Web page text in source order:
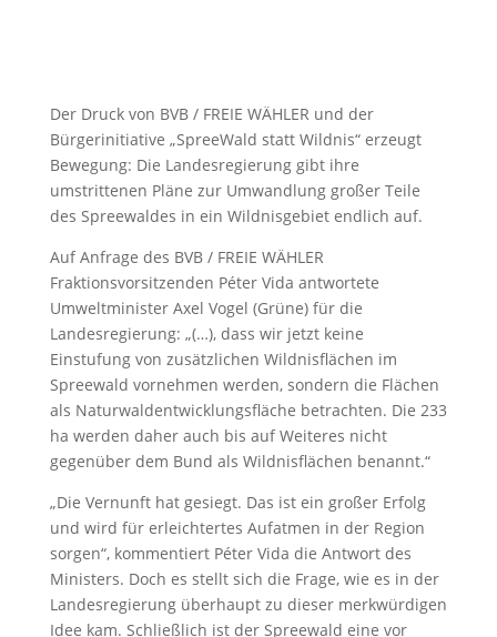
Der Druck von BVB / FREIE WÄHLER und der
Bürgerinitiative „SpreeWald statt Wildnis“ erzeugt
Bewegung: Die Landesregierung gibt ihre
umstrittenen Pläne zur Umwandlung großer Teile
des Spreewaldes in ein Wildnisgebiet endlich auf.
Auf Anfrage des BVB / FREIE WÄHLER
Fraktionsvorsitzenden Péter Vida antwortete
Umweltminister Axel Vogel (Grüne) für die
Landesregierung: „(…), dass wir jetzt keine
Einstufung von zusätzlichen Wildnisflächen im
Spreewald vornehmen werden, sondern die Flächen
als Naturwaldentwicklungsfläche betrachten. Die 233
ha werden daher auch bis auf Weiteres nicht
gegenüber dem Bund als Wildnisflächen benannt.“
„Die Vernunft hat gesiegt. Das ist ein großer Erfolg
und wird für erleichtertes Aufatmen in der Region
sorgen“, kommentiert Péter Vida die Antwort des
Ministers. Doch es stellt sich die Frage, wie es in der
Landesregierung überhaupt zu dieser merkwürdigen
Idee kam. Schließlich ist der Spreewald eine vor